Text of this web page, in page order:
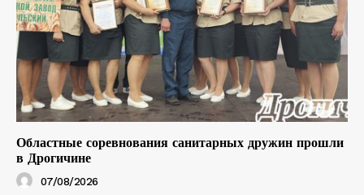
Областные соревнования санитарных дружин прошли
в Дрогичине
07/08/2026